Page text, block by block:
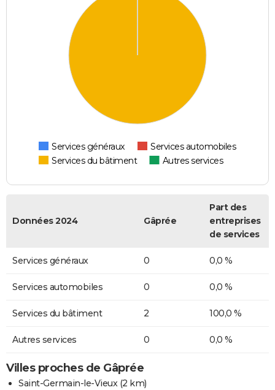
Services généraux
Services automobiles
Services du bâtiment
Autres services
Données 2024 Gâprée
Part des
entreprises
de services
Services généraux 0 0,0 %
Services automobiles 0 0,0 %
Services du bâtiment 2 100,0 %
Autres services 0 0,0 %
Villes proches de Gâprée
Saint-Germain-le-Vieux(2 km)